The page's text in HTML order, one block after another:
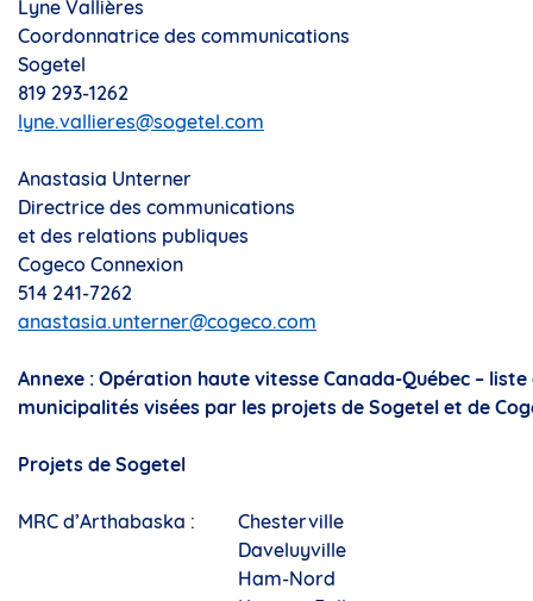
Lyne Vallières
Coordonnatrice des communications
Sogetel
819 293-1262
lyne.vallieres@sogetel.com
Anastasia Unterner
Directrice des communications
et des relations publiques
Cogeco Connexion
514 241-7262
anastasia.unterner@cogeco.com
Annexe : Opération haute vitesse Canada-Québec – liste
municipalités visées par les projets de Sogetel et de
Projets de Sogetel
MRC d’Arthabaska :
Chesterville
Daveluyville
Ham-Nord